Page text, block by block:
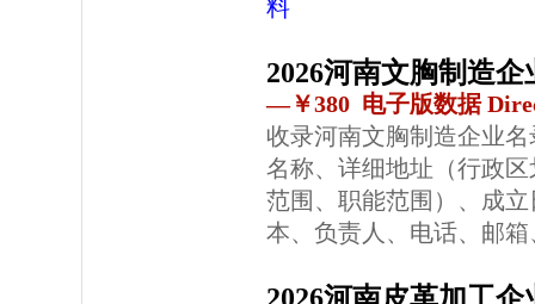
料
2026河南文胸制造企
—￥380 电子版数据
收录河南文胸制造企业
名称、详细地址（行政
范围、职能范围）、成
本、负责人、电话、邮
2026河南皮革加工企